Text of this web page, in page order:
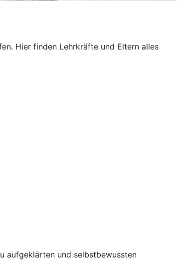
Hier finden Lehrkräfte und Eltern alles
aufgeklärten und selbstbewussten